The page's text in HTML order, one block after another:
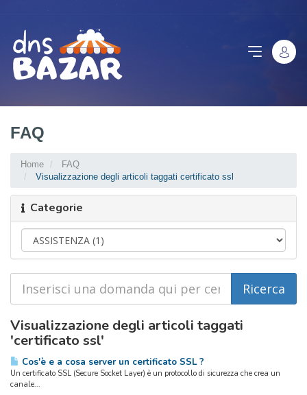
FAQ
Home
FAQ
Visualizzazione degli articoli taggati certificato ssl
Categorie
Visualizzazione degli articoli taggati
'certificato ssl'
Cos'è e a cosa server un certificato SSL ?
Un certificato SSL (Secure Socket Layer) è un protocollo di sicurezza che crea un
canale...